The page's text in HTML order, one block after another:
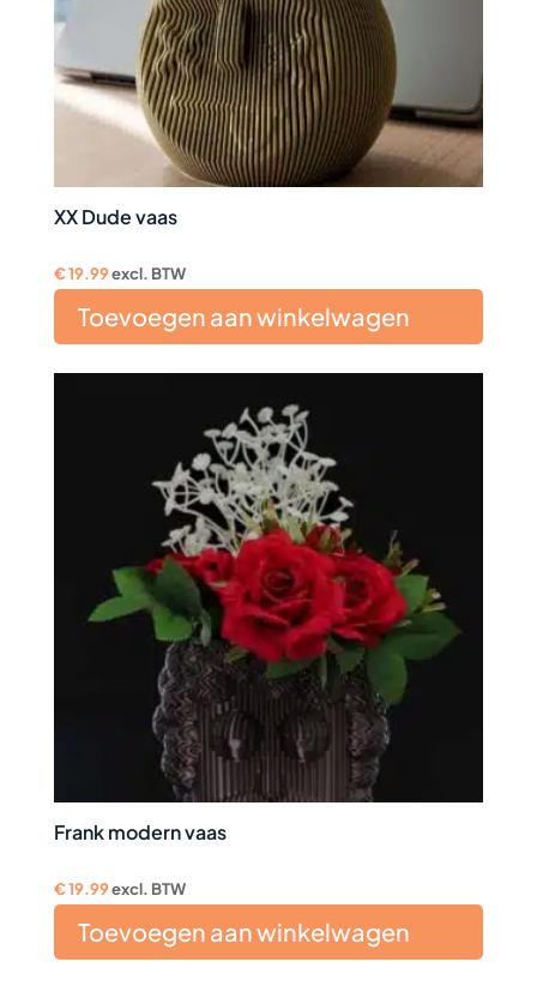
XX Dude vaas
€19.99excl. BTW
Toevoegen aan winkelwagen
Frank modern vaas
€19.99excl. BTW
Toevoegen aan winkelwagen